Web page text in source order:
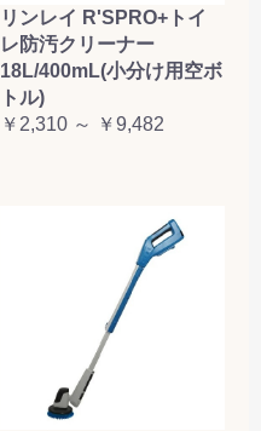
リンレイ R'SPRO+トイ
レ防汚クリーナー
18L/400mL(小分け用空ボ
トル)
￥2,310 ～ ￥9,482